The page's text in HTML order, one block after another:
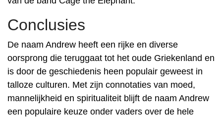
Conclusies
De naam Andrew heeft een rijke en diverse
oorsprong die teruggaat tot het oude Griekenland en
is door de geschiedenis heen populair geweest in
talloze culturen. Met zijn connotaties van moed,
mannelijkheid en spiritualiteit blijft de naam Andrew
een populaire keuze onder vaders over de hele